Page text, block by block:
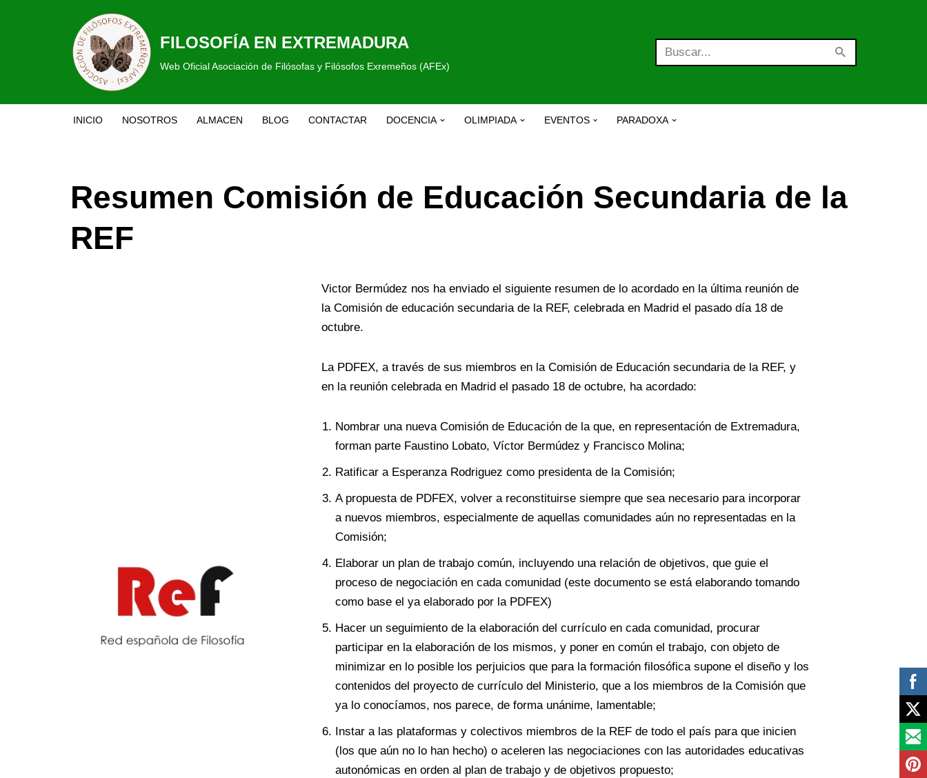
FILOSOFÍA EN EXTREMADURA
Web Oficial Asociación de Filósofas y Filósofos Exremeños (AFEx)
INICIO NOSOTROS ALMACEN BLOG CONTACTAR DOCENCIA OLIMPIADA EVENTOS PARADOXA
Resumen Comisión de Educación Secundaria de la
REF
Victor Bermúdez nos ha enviado el siguiente resumen de lo acordado en la última reunión de
la Comisión de educación secundaria de la REF, celebrada en Madrid el pasado día 18 de
octubre.
La PDFEX, a través de sus miembros en la Comisión de Educación secundaria de la REF, y
en la reunión celebrada en Madrid el pasado 18 de octubre, ha acordado:
Nombrar una nueva Comisión de Educación de la que, en representación de Extremadura,
forman parte Faustino Lobato, Víctor Bermúdez y Francisco Molina;
Ratificar a Esperanza Rodriguez como presidenta de la Comisión;
A propuesta de PDFEX, volver a reconstituirse siempre que sea necesario para incorporar
a nuevos miembros, especialmente de aquellas comunidades aún no representadas en la
Comisión;
Elaborar un plan de trabajo común, incluyendo una relación de objetivos, que guie el
proceso de negociación en cada comunidad (este documento se está elaborando tomando
como base el ya elaborado por la PDFEX)
Hacer un seguimiento de la elaboración del currículo en cada comunidad, procurar
participar en la elaboración de los mismos, y poner en común el trabajo, con objeto de
minimizar en lo posible los perjuicios que para la formación filosófica supone el diseño y los
contenidos del proyecto de currículo del Ministerio, que a los miembros de la Comisión que
ya lo conocíamos, nos parece, de forma unánime, lamentable;
Instar a las plataformas y colectivos miembros de la REF de todo el país para que inicien
(los que aún no lo han hecho) o aceleren las negociaciones con las autoridades educativas
autonómicas en orden al plan de trabajo y de objetivos propuesto;